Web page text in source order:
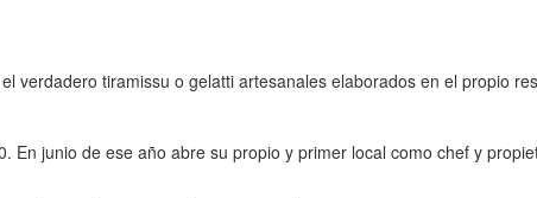
tiramissu o gelatti artesanales elaborados en el propio
junio de ese año abre su propio y primer local como chef y